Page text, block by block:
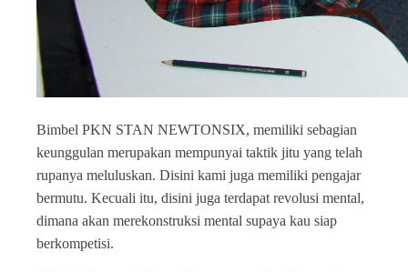
Bimbel PKN STAN NEWTONSIX, memiliki sebagian
keunggulan merupakan mempunyai taktik jitu yang telah
rupanya meluluskan. Disini kami juga memiliki pengajar
bermutu. Kecuali itu, disini juga terdapat revolusi mental,
dimana akan merekonstruksi mental supaya kau siap
berkompetisi.